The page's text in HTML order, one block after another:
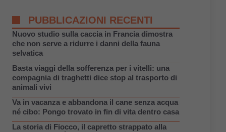
PUBBLICAZIONI RECENTI
Nuovo studio sulla caccia in Francia dimostra
che non serve a ridurre i danni della fauna
selvatica
Basta viaggi della sofferenza per i vitelli: una
compagnia di traghetti dice stop al trasporto di
animali vivi
Va in vacanza e abbandona il cane senza acqua
né cibo: Pongo trovato in fin di vita dentro casa
La storia di Fiocco, il capretto strappato alla